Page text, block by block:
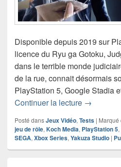
Disponible depuis 2019 sur
licence du Ryu ga Gotoku,
dans le terrible monde
de la rue, connait désormais
PlayStation 5, Google Stadia
Continuer la lecture Test de
→
Posté dansJeux Vidéo, Tests | Marqué
jeu de rôle, Koch Media, PlayStation 5,
SEGA, Xbox Series, Yakuza Studio |